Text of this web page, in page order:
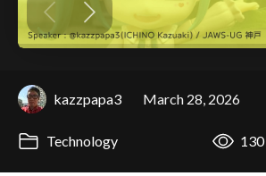
kazzpapa3 March 28, 2026
Technology 130